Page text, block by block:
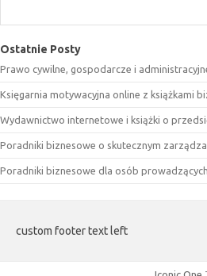
Ostatnie Posty
Prawo cywilne, gospodarcze i
Księgarnia motywacyjna online z książkami
Wydawnictwo internetowe i książki o
Poradniki biznesowe o skutecznym
Poradniki biznesowe dla osób
custom footer text left